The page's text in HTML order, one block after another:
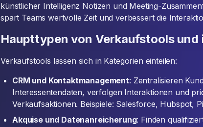
künstlicher Intelligenz Notizen und Meeting-
spart Teams wertvolle Zeit und verbessert die
Haupttypen von Verkaufstools und
Verkaufstools lassen sich in Kategorien einteilen:
CRM und Kontaktmanagement: Zentralisieren
Interessentendaten, verfolgen Interaktionen und
Verkaufsaktionen. Beispiele: Salesforce, Hubspot,
Akquise und Datenanreicherung: Finden